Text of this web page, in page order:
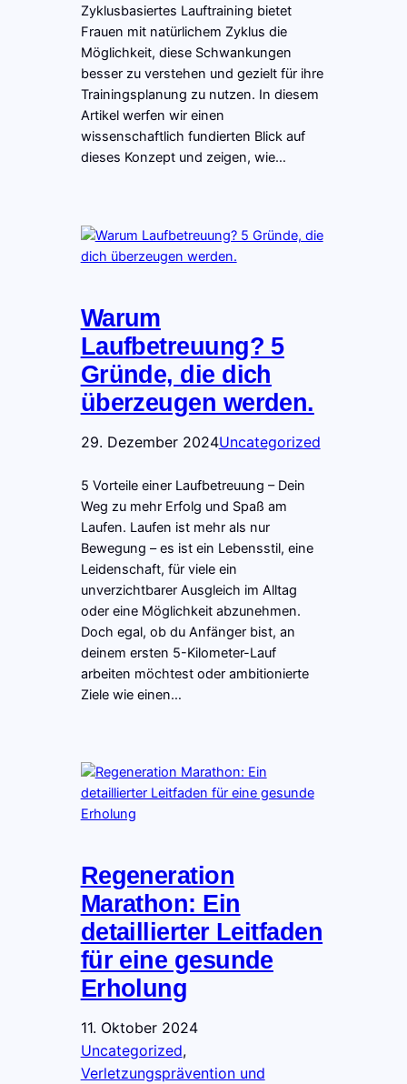
Zyklusbasiertes Lauftraining bietet
Frauen mit natürlichem Zyklus die
Möglichkeit, diese Schwankungen
besser zu verstehen und gezielt für ihre
Trainingsplanung zu nutzen. In diesem
Artikel werfen wir einen
wissenschaftlich fundierten Blick auf
dieses Konzept und zeigen, wie…
Warum
Laufbetreuung? 5
Gründe, die dich
überzeugen werden.
29. Dezember 2024Uncategorized
5 Vorteile einer Laufbetreuung – Dein
Weg zu mehr Erfolg und Spaß am
Laufen. Laufen ist mehr als nur
Bewegung – es ist ein Lebensstil, eine
Leidenschaft, für viele ein
unverzichtbarer Ausgleich im Alltag
oder eine Möglichkeit abzunehmen.
Doch egal, ob du Anfänger bist, an
deinem ersten 5-Kilometer-Lauf
arbeiten möchtest oder ambitionierte
Ziele wie einen…
Regeneration
Marathon: Ein
detaillierter Leitfaden
für eine gesunde
Erholung
11. Oktober 2024
Uncategorized ,
Verletzungsprävention und